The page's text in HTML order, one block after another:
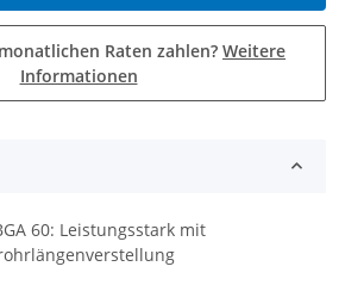
Raten zahlen? Weitere
Informationen
60: Leistungsstark mit